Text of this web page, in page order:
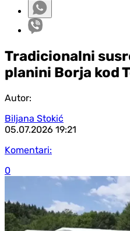
Tradicionalni
planini Borja kod
Autor:
Biljana Stokić
05.07.2026 19:21
Komentari:
0